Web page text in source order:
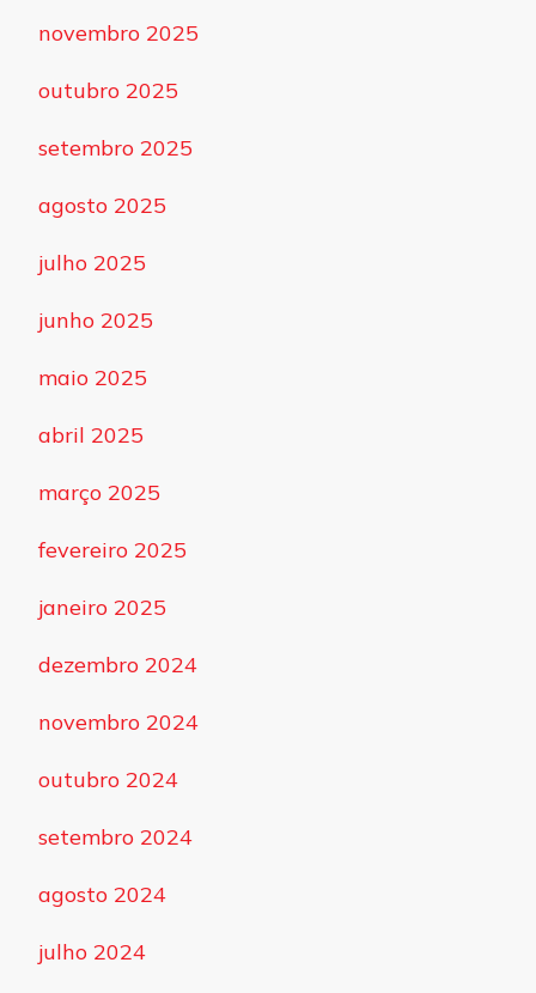
novembro 2025
outubro 2025
setembro 2025
agosto 2025
julho 2025
junho 2025
maio 2025
abril 2025
março 2025
fevereiro 2025
janeiro 2025
dezembro 2024
novembro 2024
outubro 2024
setembro 2024
agosto 2024
julho 2024